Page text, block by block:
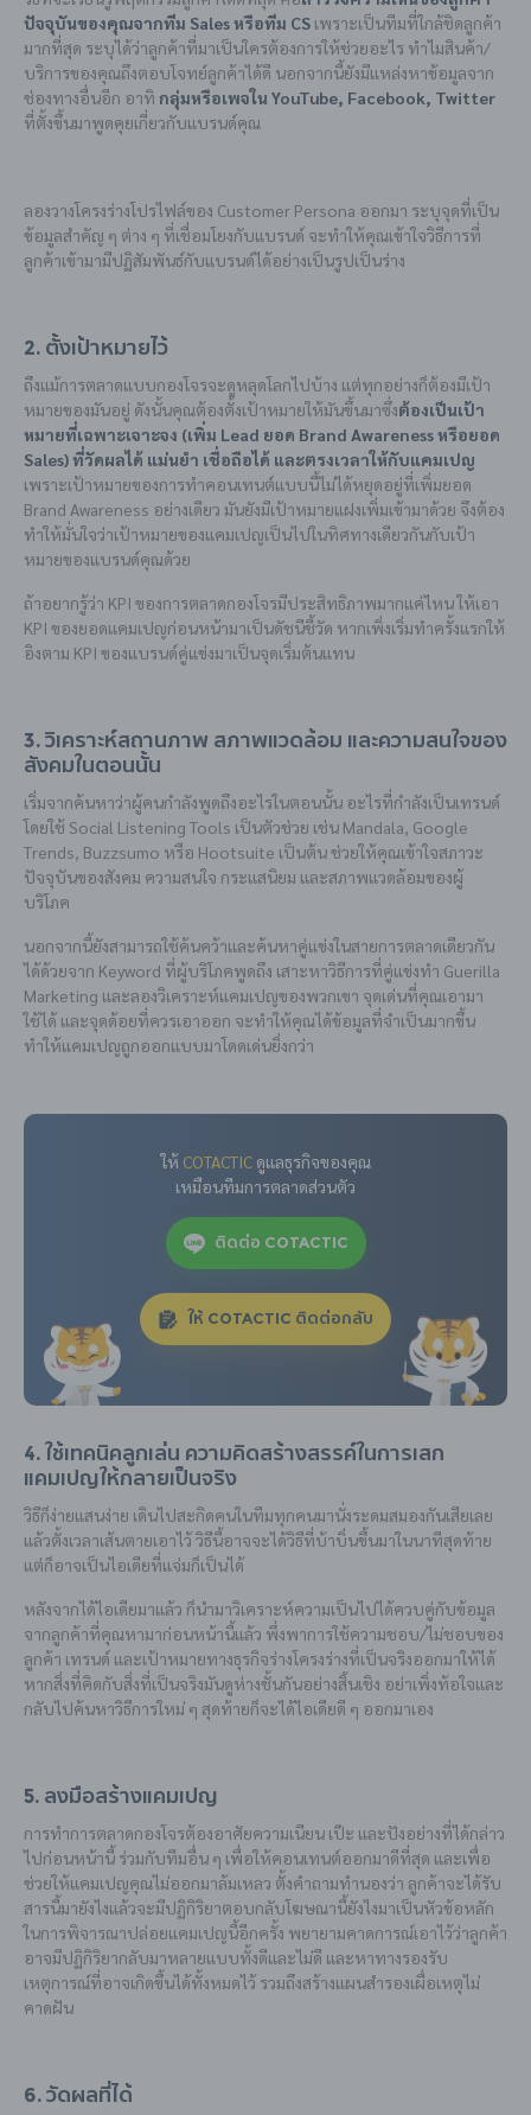
ปัจจุบันของคุณจากทีม Sales หรือทีม CS เพราะเป็นทีมที่ใกล้ชิดลูกค้า
มากที่สุด ระบุได้ว่าลูกค้าที่มาเป็นใครต้องการให้ช่วยอะไร ทำไมสินค้า/
บริการของคุณถึงตอบโจทย์ลูกค้าได้ดี นอกจากนี้ยังมีแหล่งหาข้อมูลจาก
ช่องทางอื่นอีก อาทิ กลุ่มหรือเพจใน YouTube, Facebook, Twitter
ที่ตั้งขึ้นมาพูดคุยเกี่ยวกับแบรนด์คุณ
ลองวางโครงร่างโปรไฟล์ของ Customer Persona ออกมา ระบุจุดที่เป็น
ข้อมูลสำคัญ ๆ ต่าง ๆ ที่เชื่อมโยงกับแบรนด์ จะทำให้คุณเข้าใจวิธีการที่
ลูกค้าเข้ามามีปฏิสัมพันธ์กับแบรนด์ได้อย่างเป็นรูปเป็นร่าง
2. ตั้งเป้าหมายไว้
ถึงแม้การตลาดแบบกองโจรจะดูหลุดโลกไปบ้าง แต่ทุกอย่างก็ต้องมีเป้า
หมายของมันอยู่ ดังนั้นคุณต้องตั้งเป้าหมายให้มันขึ้นมาซึ่งต้องเป็นเป้า
หมายที่เฉพาะเจาะจง (เพิ่ม Lead ยอด Brand Awareness หรือยอด
Sales) ที่วัดผลได้ แม่นยำ เชื่อถือได้ และตรงเวลาให้กับแคมเปญ
เพราะเป้าหมายของการทำคอนเทนต์แบบนี้ไม่ได้หยุดอยู่ที่เพิ่มยอด
Brand Awareness อย่างเดียว มันยังมีเป้าหมายแฝงเพิ่มเข้ามาด้วย จึงต้อง
ทำให้มั่นใจว่าเป้าหมายของแคมเปญเป็นไปในทิศทางเดียวกันกับเป้า
หมายของแบรนด์คุณด้วย
ถ้าอยากรู้ว่า KPI ของการตลาดกองโจรมีประสิทธิภาพมากแค่ไหน ให้เอา
KPI ของยอดแคมเปญก่อนหน้ามาเป็นดัชนีชี้วัด หากเพิ่งเริ่มทำครั้งแรกให้
อิงตาม KPI ของแบรนด์คู่แข่งมาเป็นจุดเริ่มต้นแทน
3. วิเคราะห์สถานภาพ สภาพแวดล้อม และความสนใจของ
สังคมในตอนนั้น
เริ่มจากค้นหาว่าผู้คนกำลังพูดถึงอะไรในตอนนั้น อะไรที่กำลังเป็นเทรนด์
โดยใช้ Social Listening Tools เป็นตัวช่วย เช่น Mandala, Google
Trends, Buzzsumo หรือ Hootsuite เป็นต้น ช่วยให้คุณเข้าใจสภาวะ
ปัจจุบันของสังคม ความสนใจ กระแสนิยม และสภาพแวดล้อมของผู้
บริโภค
นอกจากนี้ยังสามารถใช้ค้นคว้าและค้นหาคู่แข่งในสายการตลาดเดียวกัน
ได้ด้วยจาก Keyword ที่ผู้บริโภคพูดถึง เสาะหาวิธีการที่คู่แข่งทำ Guerilla
Marketing และลองวิเคราะห์แคมเปญของพวกเขา จุดเด่นที่คุณเอามา
ใช้ได้ และจุดด้อยที่ควรเอาออก จะทำให้คุณได้ข้อมูลที่จำเป็นมากขึ้น
ทำให้แคมเปญถูกออกแบบมาโดดเด่นยิ่งกว่า
ให้ COTACTICดูแลธุรกิจของคุณ
เหมือนทีมการตลาดส่วนตัว
ติดต่อ COTACTIC
ให้ COTACTIC ติดต่อกลับ
4. ใช้เทคนิคลูกเล่น ความคิดสร้างสรรค์ในการเสก
แคมเปญให้กลายเป็นจริง
วิธีก็ง่ายแสนง่าย เดินไปสะกิดคนในทีมทุกคนมานั่งระดมสมองกันเสียเลย
แล้วตั้งเวลาเส้นตายเอาไว้ วิธีนี้อาจจะได้วิธีที่บ้าบิ่นขึ้นมาในนาทีสุดท้าย
แต่ก็อาจเป็นไอเดียที่แจ่มก็เป็นได้
หลังจากได้ไอเดียมาแล้ว ก็นำมาวิเคราะห์ความเป็นไปได้ควบคู่กับข้อมูล
จากลูกค้าที่คุณหามาก่อนหน้านี้แล้ว พึ่งพาการใช้ความชอบ/ไม่ชอบของ
ลูกค้า เทรนด์ และเป้าหมายทางธุรกิจร่างโครงร่างที่เป็นจริงออกมาให้ได้
หากสิ่งที่คิดกับสิ่งที่เป็นจริงมันดูห่างชั้นกันอย่างสิ้นเชิง อย่าเพิ่งท้อใจและ
กลับไปค้นหาวิธีการใหม่ ๆ สุดท้ายก็จะได้ไอเดียดี ๆ ออกมาเอง
5. ลงมือสร้างแคมเปญ
การทำการตลาดกองโจรต้องอาศัยความเนียน เป๊ะ และปังอย่างที่ได้กล่าว
ไปก่อนหน้านี้ ร่วมกับทีมอื่น ๆ เพื่อให้คอนเทนต์ออกมาดีที่สุด และเพื่อ
ช่วยให้แคมเปญคุณไม่ออกมาล้มเหลว ตั้งคำถามทำนองว่า ลูกค้าจะได้รับ
สารนี้มายังไงแล้วจะมีปฏิกิริยาตอบกลับโฆษณานี้ยังไงมาเป็นหัวข้อหลัก
ในการพิจารณาปล่อยแคมเปญนี้อีกครั้ง พยายามคาดการณ์เอาไว้ว่าลูกค้า
อาจมีปฏิกิริยากลับมาหลายแบบทั้งดีและไม่ดี และหาทางรองรับ
เหตุการณ์ที่อาจเกิดขึ้นได้ทั้งหมดไว้ รวมถึงสร้างแผนสำรองเผื่อเหตุไม่
คาดฝัน
6. วัดผลที่ได้